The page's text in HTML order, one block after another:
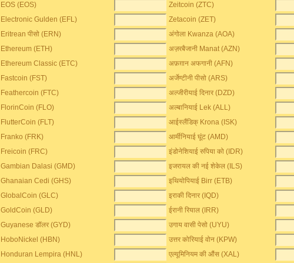
EOS (EOS)
Zeitcoin (ZTC)
Electronic Gulden (EFL)
Zetacoin (ZET)
Eritrean पीसो (ERN)
अंगोला Kwanza (AOA)
Ethereum (ETH)
अज़रबैजानी Manat (AZN)
Ethereum Classic (ETC)
अफ़ग़ान अफगानी (AFN)
Fastcoin (FST)
अर्जेण्टीनी पीसो (ARS)
Feathercoin (FTC)
अल्जीरीयाई दिनार (DZD)
FlorinCoin (FLO)
अल्बानियाई Lek (ALL)
FlutterCoin (FLT)
आईस्लैंडिक् Krona (ISK)
Franko (FRK)
आर्मीनियाई घूंट (AMD)
Freicoin (FRC)
इंडोनेशियाई रुपिया को (IDR)
Gambian Dalasi (GMD)
इजरायल की नई शेकेल (ILS)
Ghanaian Cedi (GHS)
इथियोपियाई Birr (ETB)
GlobalCoin (GLC)
इराकी दिनार (IQD)
GoldCoin (GLD)
ईरानी रियाल (IRR)
Guyanese डॉलर (GYD)
उगाय वासी पेसो (UYU)
HoboNickel (HBN)
उत्तर कोरियाई वोन (KPW)
Honduran Lempira (HNL)
एल्यूमिनियम की औंस (XAL)